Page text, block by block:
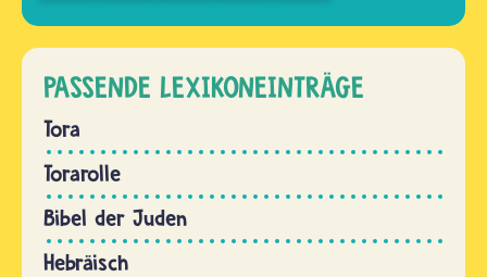
PASSENDE LEXIKONEINTRÄGE
Tora
Torarolle
Bibel der Juden
Hebräisch